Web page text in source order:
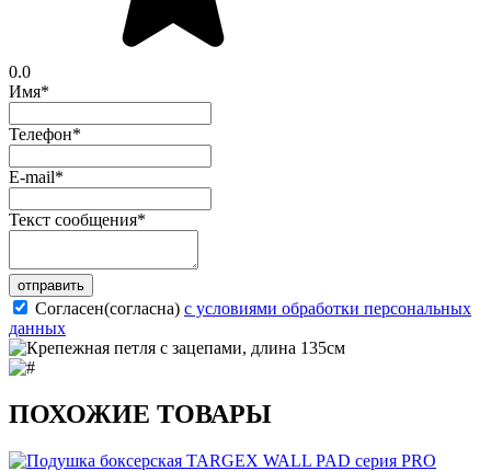
0.0
Имя*
Телефон*
E-mail*
Текст сообщения*
отправить
Согласен(согласна) с условиями обработки персональных
данных
ПОХОЖИЕ ТОВАРЫ